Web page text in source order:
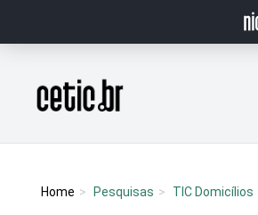
Página inicial
Home Pesquisas TIC Domicílios